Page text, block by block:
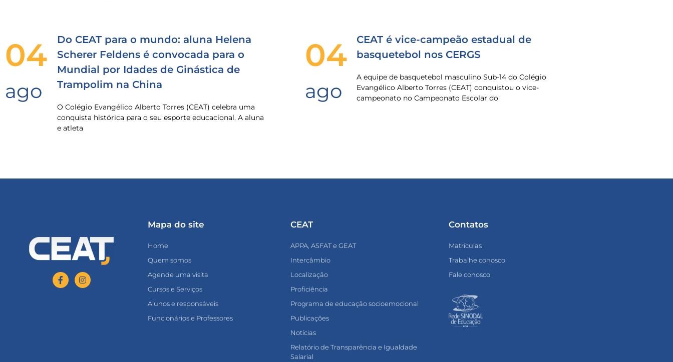
04
ago
Do CEAT para o mundo: aluna Helena
Scherer Feldens é convocada para o
Mundial por Idades de Ginástica de
Trampolim na China
O Colégio Evangélico Alberto Torres (CEAT) celebra uma
conquista histórica para o seu esporte educacional. A aluna
e atleta
04
ago
CEAT é vice-campeão estadual de
basquetebol nos CERGS
A equipe de basquetebol masculino Sub-14 do Colégio
Evangélico Alberto Torres (CEAT) conquistou o vice-
campeonato no Campeonato Escolar do
Mapa do site
Home
Quem somos
Agende uma visita
Cursos e Serviços
Alunos e responsáveis
Funcionários e Professores
CEAT
APPA, ASFAT e GEAT
Intercâmbio
Localização
Proficiência
Programa de educação socioemocional
Publicações
Notícias
Relatório de Transparência e Igualdade
Salarial
Contatos
Matrículas
Trabalhe conosco
Fale conosco